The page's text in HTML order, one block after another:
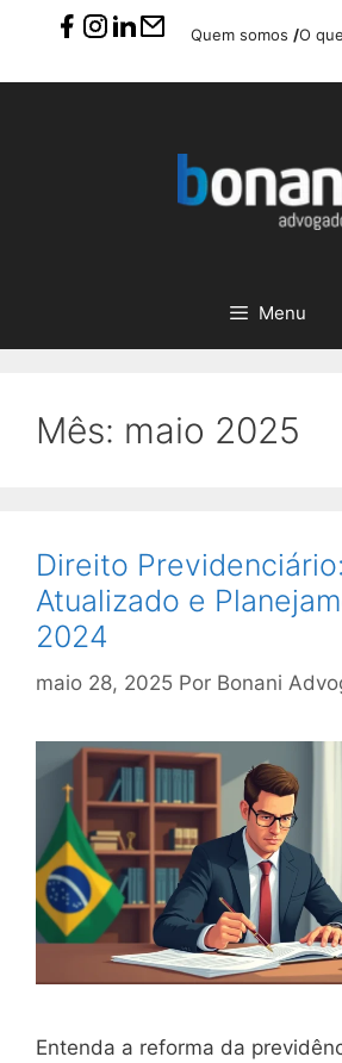
Quem somos /O
Menu
Mês: maio 2025
Direito
Atualizado e
2024
maio 28, 2025 Por Bonani
Entenda a reforma da